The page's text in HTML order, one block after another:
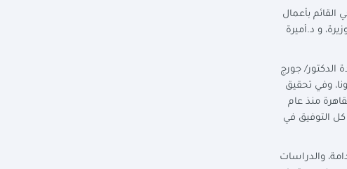
بأعمال
و د.أميرة
الدكتور/ جورج
وفي تحقيق
منذ عام
التوفيق في
والدراسات